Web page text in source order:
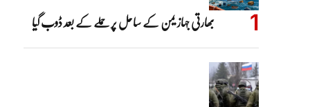
بھارتی جہاز یمن کے ساحل پر حملے کے بعد ڈوب گیا